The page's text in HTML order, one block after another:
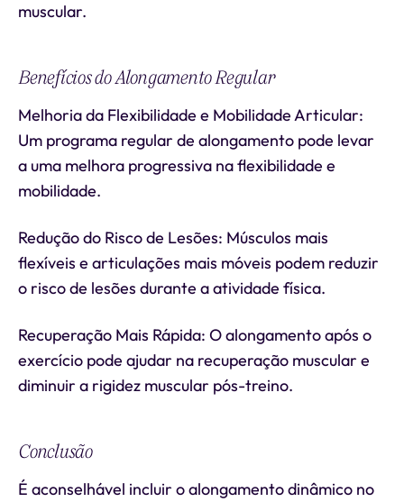
muscular.
Benefícios do Alongamento Regular
Melhoria da Flexibilidade e Mobilidade Articular:
Um programa regular de alongamento pode levar
a uma melhora progressiva na flexibilidade e
mobilidade.
Redução do Risco de Lesões: Músculos mais
flexíveis e articulações mais móveis podem reduzir
o risco de lesões durante a atividade física.
Recuperação Mais Rápida: O alongamento após o
exercício pode ajudar na recuperação muscular e
diminuir a rigidez muscular pós-treino.
Conclusão
É aconselhável incluir o alongamento dinâmico no